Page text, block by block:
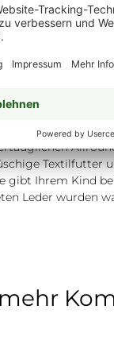
im Winter
gibt Ihrem Kind
Leder